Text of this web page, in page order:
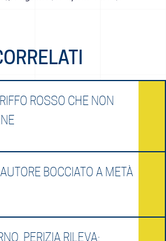
ROSSO CHE NON
BOCCIATO A METÀ
PERIZIA RILEVA: